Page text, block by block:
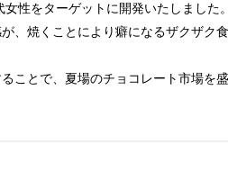
性をターゲットに開発いたしました
、焼くことにより癖になるザクザク
ことで、夏場のチョコレート市場を